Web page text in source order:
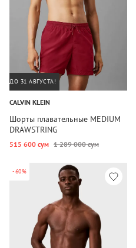
ДО 31 АВГУСТА!
CALVIN KLEIN
Шорты плавательные MEDIUM
DRAWSTRING
515 600 сум 1 289 000 сум
-60%